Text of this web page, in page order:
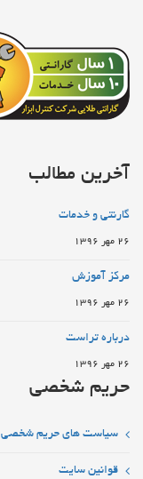
آخرین مطالب
گارنتی و خدمات
26 مهر 1396
مرکز آموزش
26 مهر 1396
درباره تراست
26 مهر 1396
حریم شخصی
سیاست های حریم شخصی
قوانین سایت